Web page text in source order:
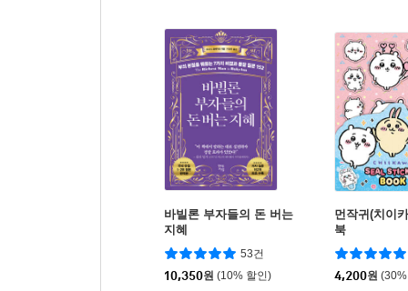
바빌론 부자들의 돈 버는
지혜
53건
10,350원 (10% 할인)
먼작귀(치이
북
4,200원